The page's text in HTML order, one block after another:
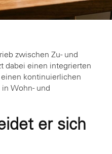
zwischen Zu- und
dabei einen integrierten
kontinuierlichen
Wohn- und
er sich